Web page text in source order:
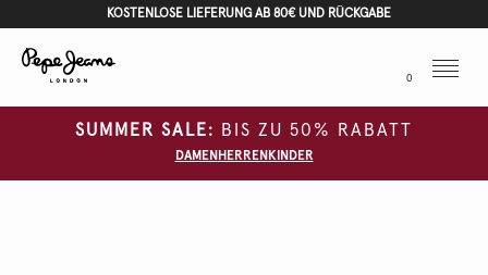
KOSTENLOSE LIEFERUNG AB 80€ UND RÜCKGABE
0
Menu
SUMMER SALE: BIS ZU 50% RABATT
DAMEN HERREN KINDER